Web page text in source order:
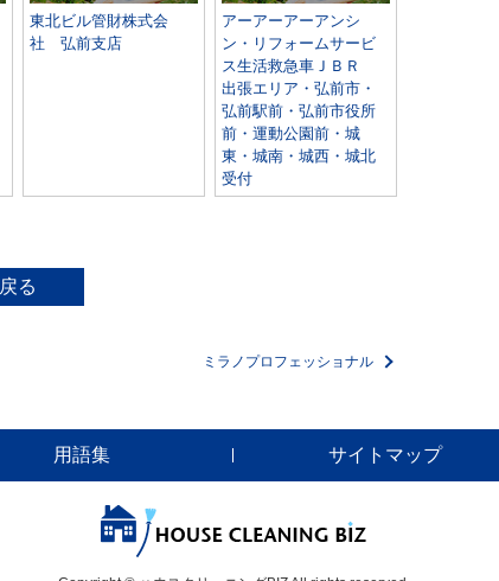
東北ビル管財株式会
社 弘前支店
アーアーアーアンシ
ン・リフォームサービ
ス生活救急車ＪＢＲ
出張エリア・弘前市・
弘前駅前・弘前市役所
前・運動公園前・城
東・城南・城西・城北
受付
戻る
ミラノプロフェッショナル
用語集 サイトマップ